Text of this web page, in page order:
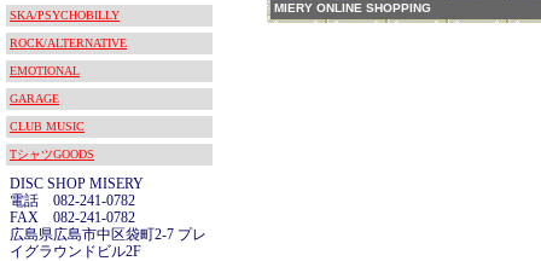
SKA/PSYCHOBILLY
ROCK/ALTERNATIVE
EMOTIONAL
GARAGE
CLUB MUSIC
TシャツGOODS
DISC SHOP MISERY
電話 082-241-0782
FAX 082-241-0782
広島県広島市中区袋町2-7 プレ
イグラウンドビル2F
MIERY ONLINE SHOPPING